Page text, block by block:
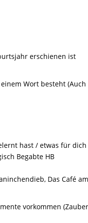
erschienen ist
Wort besteht
hast / etwas für
Begabte HB
Das Café
vorkommen